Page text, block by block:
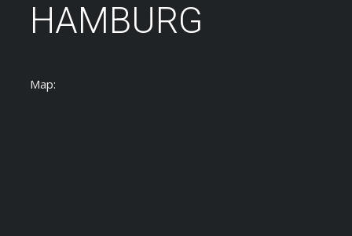
HAMBURG
Map: